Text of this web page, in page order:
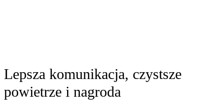
Lepsza komunikacja, czystsze
powietrze i nagroda